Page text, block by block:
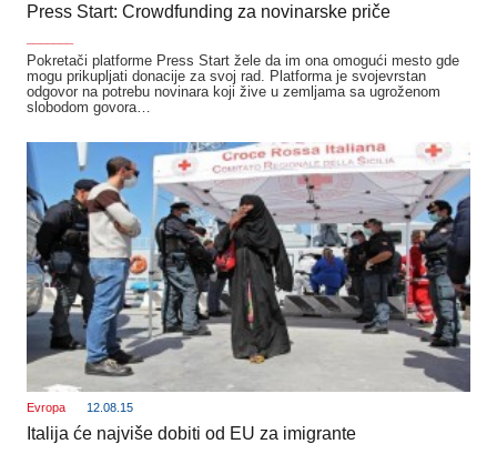
Press Start: Crowdfunding za novinarske priče
Pokretači platforme Press Start žele da im ona omogući mesto gde
mogu prikupljati donacije za svoj rad. Platforma je svojevrstan
odgovor na potrebu novinara koji žive u zemljama sa ugroženom
slobodom govora…
Evropa 12.08.15
Italija će najviše dobiti od EU za imigrante